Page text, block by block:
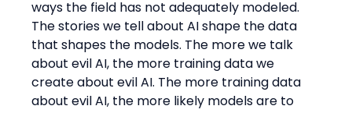
ways the field has not adequately modeled.
The stories we tell about AI shape the data
that shapes the models. The more we talk
about evil AI, the more training data we
create about evil AI. The more training data
about evil AI, the more likely models are to